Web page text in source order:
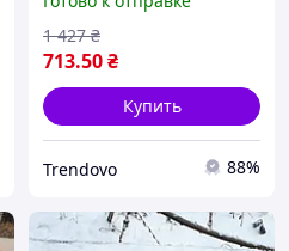
стильный декор для дома
713.50₴
1 427 ₴
Купить
Trendovo 88%